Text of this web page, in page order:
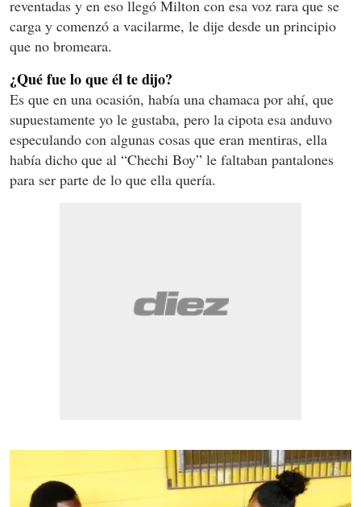
reventadas y en eso llegó Milton con esa voz rara que se
carga y comenzó a vacilarme, le dije desde un principio
que no bromeara.
¿Qué fue lo que él te dijo?
Es que en una ocasión, había una chamaca por ahí, que
supuestamente yo le gustaba, pero la cipota esa anduvo
especulando con algunas cosas que eran mentiras, ella
había dicho que al “Chechi Boy” le faltaban pantalones
para ser parte de lo que ella quería.